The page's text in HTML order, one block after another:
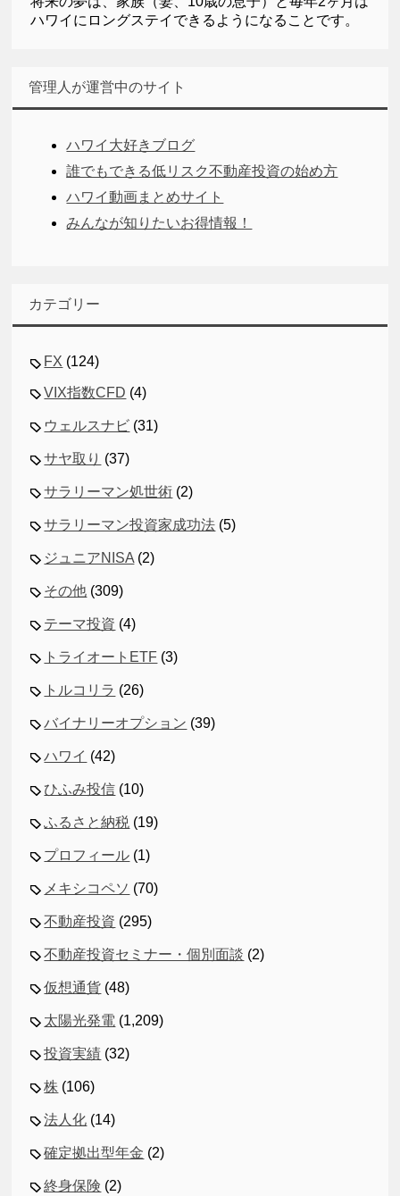
ハワイにロングステイできるようになることです。
管理人が運営中のサイト
ハワイ大好きブログ
誰でもできる低リスク不動産投資の始め方
ハワイ動画まとめサイト
みんなが知りたいお得情報！
カテゴリー
FX (124)
VIX指数CFD (4)
ウェルスナビ (31)
サヤ取り (37)
サラリーマン処世術 (2)
サラリーマン投資家成功法 (5)
ジュニアNISA (2)
その他 (309)
テーマ投資 (4)
トライオートETF (3)
トルコリラ (26)
バイナリーオプション (39)
ハワイ (42)
ひふみ投信 (10)
ふるさと納税 (19)
プロフィール (1)
メキシコペソ (70)
不動産投資 (295)
不動産投資セミナー・個別面談 (2)
仮想通貨 (48)
太陽光発電 (1,209)
投資実績 (32)
株 (106)
法人化 (14)
確定拠出型年金 (2)
終身保険 (2)